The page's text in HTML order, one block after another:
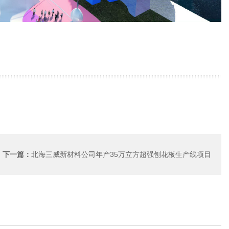
下一篇： 北海三威新材料公司年产35万立方超强刨花板生产线项目